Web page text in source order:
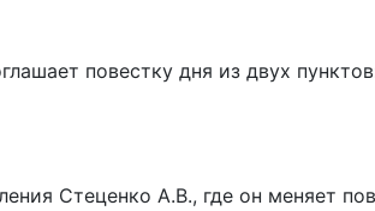
повестку дня из двух
Стеценко А.В., где он меняет